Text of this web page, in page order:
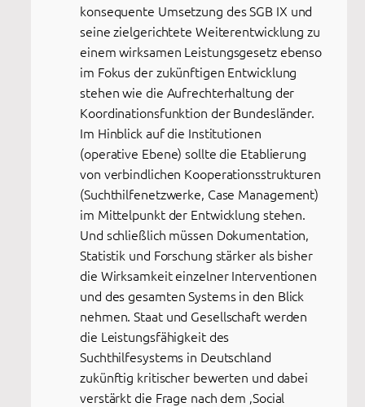
konsequente Umsetzung des SGB IX und
seine zielgerichtete Weiterentwicklung zu
einem wirksamen Leistungsgesetz ebenso
im Fokus der zukünftigen Entwicklung
stehen wie die Aufrechterhaltung der
Koordinationsfunktion der Bundesländer.
Im Hinblick auf die Institutionen
(operative Ebene) sollte die Etablierung
von verbindlichen Kooperationsstrukturen
(Suchthilfenetzwerke, Case Management)
im Mittelpunkt der Entwicklung stehen.
Und schließlich müssen Dokumentation,
Statistik und Forschung stärker als bisher
die Wirksamkeit einzelner Interventionen
und des gesamten Systems in den Blick
nehmen. Staat und Gesellschaft werden
die Leistungsfähigkeit des
Suchthilfesystems in Deutschland
zukünftig kritischer bewerten und dabei
verstärkt die Frage nach dem ‚Social